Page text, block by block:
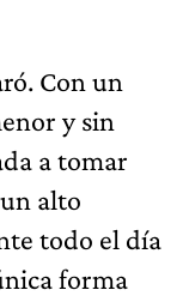
Con un
y sin
a tomar
alto
todo el día
forma